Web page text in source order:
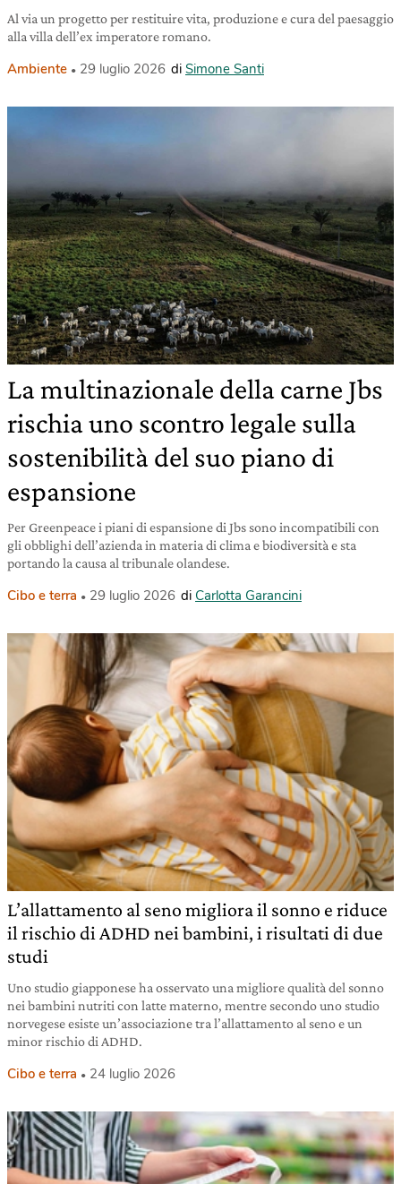
Al via un progetto per restituire vita, produzione e cura del paesaggio
alla villa dell’ex imperatore romano.
Ambiente 29 luglio 2026 di Simone Santi
La multinazionale della carne Jbs
rischia uno scontro legale sulla
sostenibilità del suo piano di
espansione
Per Greenpeace i piani di espansione di Jbs sono incompatibili con
gli obblighi dell’azienda in materia di clima e biodiversità e sta
portando la causa al tribunale olandese.
Cibo e terra 29 luglio 2026 di Carlotta Garancini
L’allattamento al seno migliora il sonno e riduce
il rischio di ADHD nei bambini, i risultati di due
studi
Uno studio giapponese ha osservato una migliore qualità del sonno
nei bambini nutriti con latte materno, mentre secondo uno studio
norvegese esiste un’associazione tra l’allattamento al seno e un
minor rischio di ADHD.
Cibo e terra 24 luglio 2026